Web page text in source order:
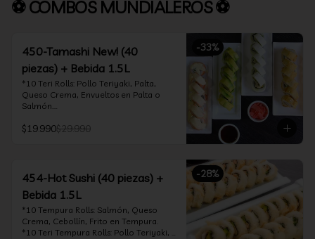
⚽ COMBOS MUNDIALEROS ⚽
-33%
450-Tamashi New! (40
piezas) + Bebida 1.5L
*10 Teri Rolls: Pollo Teriyaki, Palta,
Queso Crema, Envueltos en Palta o
Salmón.
Palta, Cebollín, Envuelto en Queso
salmón y bañado en salsa acevichada
*10 Tempura Rolls: Salmón, Queso
Crema, Cebollín, Frito en Tempura.
*Incluye 2 palitos, 2 soya 30ml, 1 salsa
teriyaki 30ml
$19.990$29.990
-28%
454-Hot Sushi (40 piezas) +
Bebida 1.5L
*10 Tempura Rolls: Salmón, Queso
Crema, Cebollín, Frito en Tempura.
*10 Teri Tempura Rolls: Pollo Teriyaki,